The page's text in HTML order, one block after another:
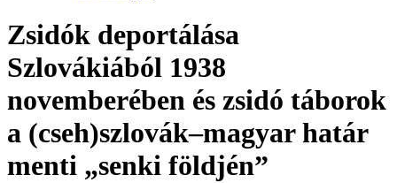
Zsidók deportálása
Szlovákiából 1938
novemberében és zsidó táborok
a (cseh)szlovák–magyar határ
menti „senki földjén”